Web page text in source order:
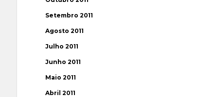
Setembro 2011
Agosto 2011
Julho 2011
Junho 2011
Maio 2011
Abril 2011